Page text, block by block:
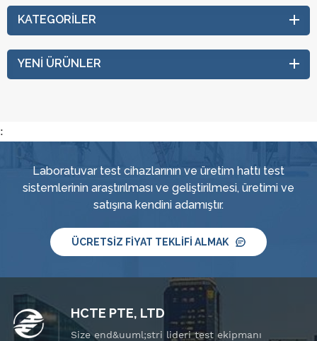
KATEGORILER
YENI ÜRÜNLER
:
Laboratuvar test cihazlarının ve üretim hattı test
sistemlerinin araştırılması ve geliştirilmesi, üretimi ve
satışına kendini adamıştır.
ÜCRETSIZ FIYAT TEKLIFI ALMAK
HCTE PTE, LTD
Size end&uuml;stri lideri test ekipmanı